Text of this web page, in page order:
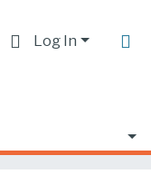
Log In